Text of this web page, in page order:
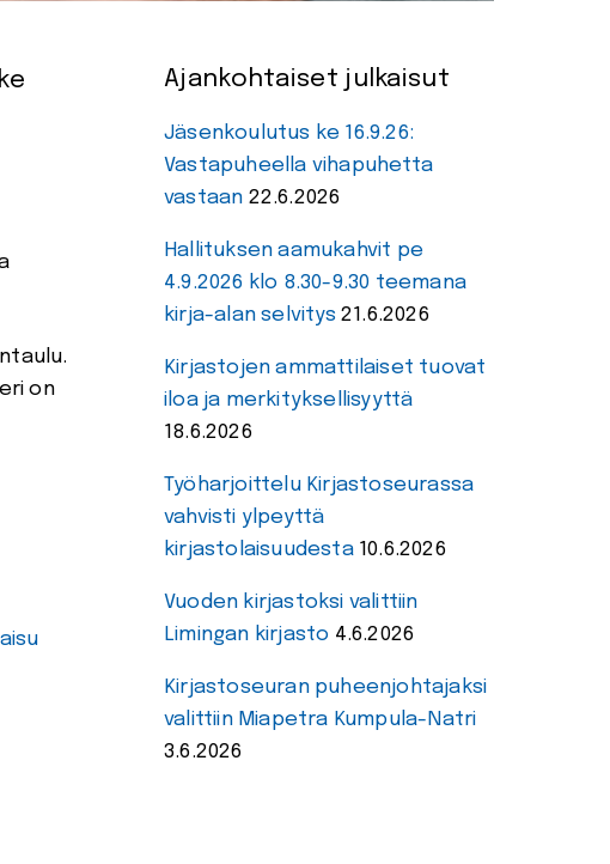
on
Ajankohtaiset julkaisut
Jäsenkoulutus ke 16.9.26:
Vastapuheella vihapuhetta
vastaan 22.6.2026
Hallituksen aamukahvit pe
4.9.2026 klo 8.30-9.30 teemana
kirja-alan selvitys 21.6.2026
Kirjastojen ammattilaiset tuovat
iloa ja merkityksellisyyttä
18.6.2026
Työharjoittelu Kirjastoseurassa
vahvisti ylpeyttä
kirjastolaisuudesta 10.6.2026
Vuoden kirjastoksi valittiin
Limingan kirjasto 4.6.2026
Kirjastoseuran puheenjohtajaksi
valittiin Miapetra Kumpula-Natri
3.6.2026